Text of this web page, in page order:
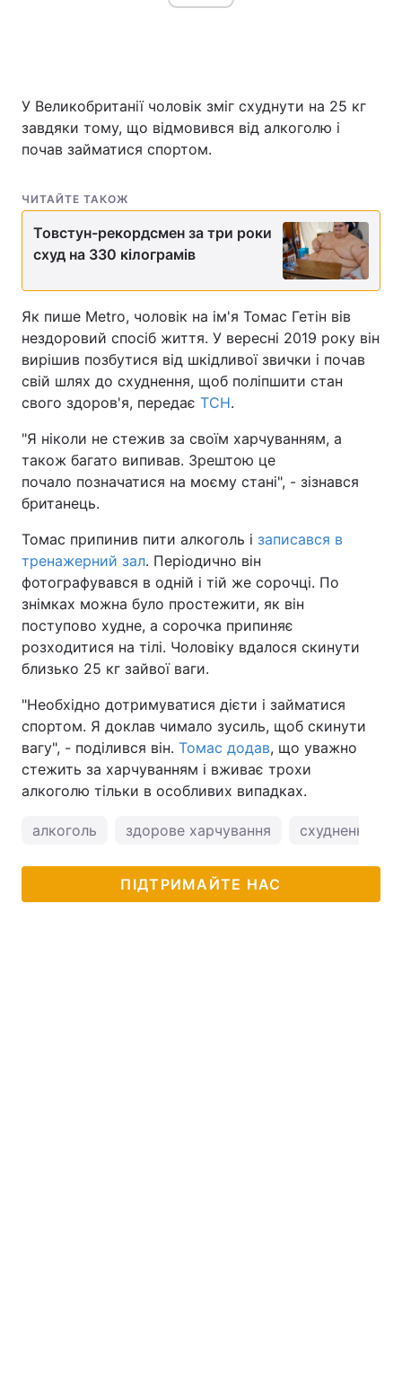
У Великобританії чоловік зміг схуднути на 25 кг
завдяки тому, що відмовився від алкоголю і
почав займатися спортом.
ЧИТАЙТЕ ТАКОЖ
Товстун-рекордсмен за три роки
схуд на 330 кілограмів
Як пише Metro, чоловік на ім'я Томас Гетін вів
нездоровий спосіб життя. У вересні 2019 року він
вирішив позбутися від шкідливої звички і почав
свій шлях до схуднення, щоб поліпшити стан
свого здоров'я, передає ТСН.
"Я ніколи не стежив за своїм харчуванням, а
також багато випивав. Зрештою це
почало позначатися на моєму стані", - зізнався
британець.
Томас припинив пити алкоголь і записався в
тренажерний зал. Періодично він
фотографувався в одній і тій же сорочці. По
знімках можна було простежити, як він
поступово худне, а сорочка припиняє
розходитися на тілі. Чоловіку вдалося скинути
близько 25 кг зайвої ваги.
"Необхідно дотримуватися дієти і займатися
спортом. Я доклав чимало зусиль, щоб скинути
вагу", - поділився він. Томас додав, що уважно
стежить за харчуванням і вживає трохи
алкоголю тільки в особливих випадках.
алкоголь здорове харчування схуднення
ПІДТРИМАЙТЕ НАС